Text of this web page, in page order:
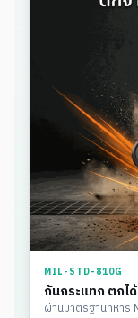
MIL-STD-810G
กันกระแทก ตกได้
ผ่านมาตรฐานทหาร